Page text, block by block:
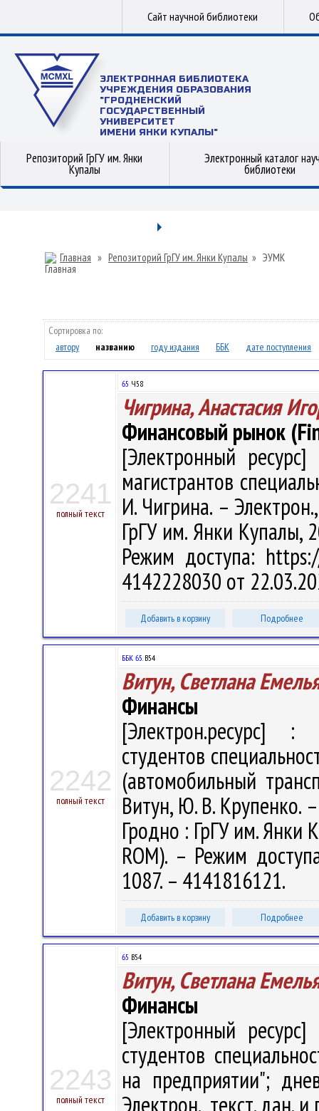
Сайт научной библиотеки
ЭЛЕКТРОННАЯ БИБЛИОТЕКА
УЧРЕЖДЕНИЯ ОБРАЗОВАНИЯ
"ГРОДНЕНСКИЙ
ГОСУДАРСТВЕННЫЙ
УНИВЕРСИТЕТ
ИМЕНИ ЯНКИ КУПАЛЫ"
Репозиторий ГрГУ им. Янки
Купалы
Электронный каталог
библиотеки
Главная » Репозиторий ГрГУ им. Янки Купалы » ЭУМК
Сортировка по:
автору
названию году издания ББК дате поступления
2241
полный текст
65 Ч58
Чигрина, Анастасия
Финансовый рынок
[Электронный
магистрантов
И. Чигрина. –
ГрГУ им. Янки Купалы,
Режим доступа:
4142228030 от
Добавить в корзину Подробнее
2242
полный текст
ББК 65.В54
Витун, Светлана
Финансы
[Электрон.ресурс] :
студентов
(автомобильный
Витун, Ю. В. Крупенко.
Гродно : ГрГУ им. Янки
ROM). – Режим
1087. – 4141816121.
Добавить в корзину Подробнее
2243
полный текст
65 В54
Витун, Светлана
Финансы
[Электронный
студентов
на предприятии";
Электрон., текст. дан.